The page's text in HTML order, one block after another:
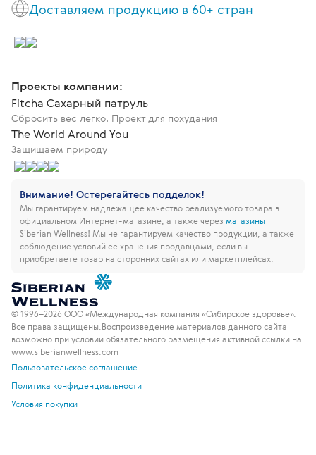
Доставляем продукцию в 60+ стран
Проекты компании:
Fitcha Сахарный патруль
Сбросить вес легко. Проект для похудания
The World Around You
Защищаем природу
Внимание! Остерегайтесь подделок!
Мы гарантируем надлежащее качество реализуемого товара в
официальном Интернет-магазине, а также через магазины
Siberian Wellness! Мы не гарантируем качество продукции, а также
соблюдение условий ее хранения продавцами, если вы
приобретаете товар на сторонних сайтах или маркетплейсах.
© 1996–2026 ООО «Международная компания «Сибирское здоровье».
Все права защищены. Воспроизведение материалов данного сайта
возможно при условии обязательного размещения активной ссылки на
www.siberianwellness.com
Пользовательское соглашение
Политика конфиденциальности
Условия покупки